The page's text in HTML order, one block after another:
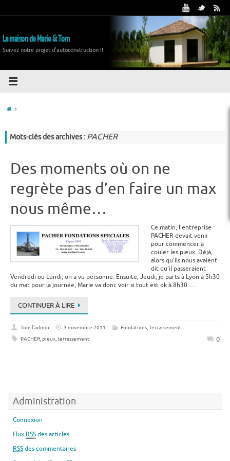
La maison de Marie & Tom
Suivez notre projet d'autoconstruction !!
Mots-clés des archives : PACHER
Des moments où on ne
regrète pas d’en faire un max
nous même…
Ce matin, l’entreprise
PACHER devait venir
pour commencer à
couler les pieux. Déjà,
alors qu’ils nous avaient
dit qu’il passeraient
Vendredi ou Lundi, on a vu personne. Ensuite, Jeudi, je parts à Lyon à 5h30
du mat pour la journée, Marie va donc voir si tout est ok à 8h30 …
CONTINUER À LIRE
Tom l'admin 3 novembre 2011 Fondations,Terrassement
PACHER,pieux,terrassement 0
Administration
Connexion
Flux RSSdes articles
RSSdes commentaires